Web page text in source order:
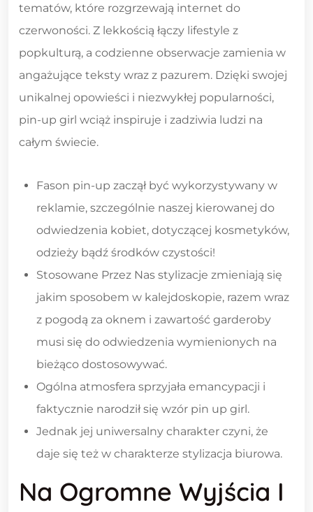
tematów, które rozgrzewają internet do
czerwoności. Z lekkością łączy lifestyle z
popkulturą, a codzienne obserwacje zamienia w
angażujące teksty wraz z pazurem. Dzięki swojej
unikalnej opowieści i niezwykłej popularności,
pin-up girl wciąż inspiruje i zadziwia ludzi na
całym świecie.
Fason pin-up zaczął być wykorzystywany w
reklamie, szczególnie naszej kierowanej do
odwiedzenia kobiet, dotyczącej kosmetyków,
odzieży bądź środków czystości!
Stosowane Przez Nas stylizacje zmieniają się
jakim sposobem w kalejdoskopie, razem wraz
z pogodą za oknem i zawartość garderoby
musi się do odwiedzenia wymienionych na
bieżąco dostosowywać.
Ogólna atmosfera sprzyjała emancypacji i
faktycznie narodził się wzór pin up girl.
Jednak jej uniwersalny charakter czyni, że
daje się też w charakterze stylizacja biurowa.
Na Ogromne Wyjścia I